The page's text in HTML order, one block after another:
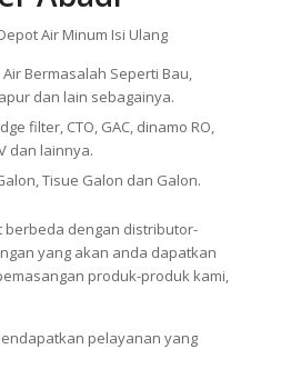
Air Minum Isi Ulang
Bermasalah Seperti Bau,
dan lain sebagainya.
filter, CTO, GAC, dinamo RO,
dan lainnya.
Tisue Galon dan Galon.
berbeda dengan distributor-
yang akan anda dapatkan
produk-produk kami,
pelayanan yang